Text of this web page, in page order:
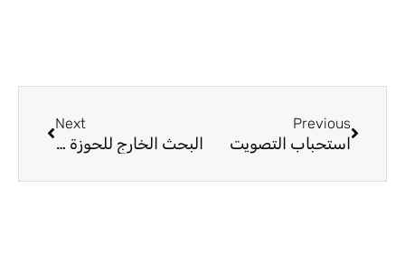
Previous
استحباب التصويت
Next
البحث الخارج للحوزة العلمية ٢٠٢١/١٢/١٣